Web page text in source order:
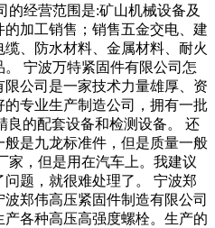
的经营范围是:矿山机械设备及
加工销售；销售五金交电、建
、防水材料、金属材料、耐火
宁波万特紧固件有限公司怎
公司是一家技术力量雄厚、资
专业生产制造公司，拥有一批
良的配套设备和检测设备。 还
是九龙标准件，但是质量一般
家，但是用在汽车上。我建议
题，就很难处理了。 宁波郑
郑伟高压紧固件制造有限公司
各种高压高强度螺栓。生产的